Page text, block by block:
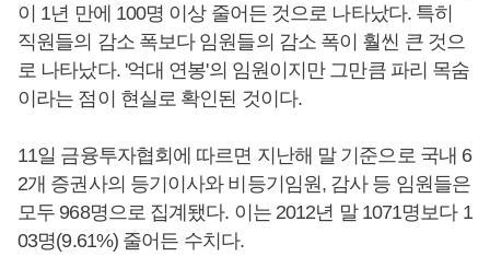
이 1년 만에 100명 이상 줄어든 것으로 나타났다. 특히
직원들의 감소 폭보다 임원들의 감소 폭이 훨씬 큰 것으
로 나타났다. '억대 연봉'의 임원이지만 그만큼 파리 목숨
이라는 점이 현실로 확인된 것이다.
11일 금융투자협회에 따르면 지난해 말 기준으로 국내 6
2개 증권사의 등기이사와 비등기임원, 감사 등 임원들은
모두 968명으로 집계됐다. 이는 2012년 말 1071명보다 1
03명(9.61%) 줄어든 수치다.